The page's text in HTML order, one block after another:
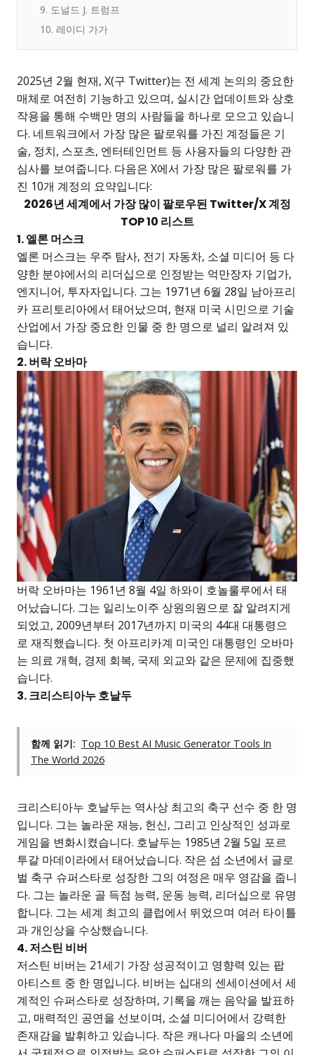
9. 도널드 J. 트럼프
10. 레이디 가가
2025년 2월 현재, X(구 Twitter)는 전 세계 논의의 중요한
매체로 여전히 기능하고 있으며, 실시간 업데이트와 상호
작용을 통해 수백만 명의 사람들을 하나로 모으고 있습니
다. 네트워크에서 가장 많은 팔로워를 가진 계정들은 기
술, 정치, 스포츠, 엔터테인먼트 등 사용자들의 다양한 관
심사를 보여줍니다. 다음은 X에서 가장 많은 팔로워를 가
진 10개 계정의 요약입니다:
2026년 세계에서 가장 많이 팔로우된 Twitter/X 계정
TOP 10 리스트
1. 엘론 머스크
엘론 머스크는 우주 탐사, 전기 자동차, 소셜 미디어 등 다
양한 분야에서의 리더십으로 인정받는 억만장자 기업가,
엔지니어, 투자자입니다. 그는 1971년 6월 28일 남아프리
카 프리토리아에서 태어났으며, 현재 미국 시민으로 기술
산업에서 가장 중요한 인물 중 한 명으로 널리 알려져 있
습니다.
2. 버락 오바마
버락 오바마는 1961년 8월 4일 하와이 호놀룰루에서 태
어났습니다. 그는 일리노이주 상원의원으로 잘 알려지게
되었고, 2009년부터 2017년까지 미국의 44대 대통령으
로 재직했습니다. 첫 아프리카계 미국인 대통령인 오바마
는 의료 개혁, 경제 회복, 국제 외교와 같은 문제에 집중했
습니다.
3. 크리스티아누 호날두
함께 읽기: Top 10 Best AI Music Generator Tools In
The World 2026
크리스티아누 호날두는 역사상 최고의 축구 선수 중 한 명
입니다. 그는 놀라운 재능, 헌신, 그리고 인상적인 성과로
게임을 변화시켰습니다. 호날두는 1985년 2월 5일 포르
투갈 마데이라에서 태어났습니다. 작은 섬 소년에서 글로
벌 축구 슈퍼스타로 성장한 그의 여정은 매우 영감을 줍니
다. 그는 놀라운 골 득점 능력, 운동 능력, 리더십으로 유명
합니다. 그는 세계 최고의 클럽에서 뛰었으며 여러 타이틀
과 개인상을 수상했습니다.
4. 저스틴 비버
저스틴 비버는 21세기 가장 성공적이고 영향력 있는 팝
아티스트 중 한 명입니다. 비버는 십대의 센세이션에서 세
계적인 슈퍼스타로 성장하며, 기록을 깨는 음악을 발표하
고, 매력적인 공연을 선보이며, 소셜 미디어에서 강력한
존재감을 발휘하고 있습니다. 작은 캐나다 마을의 소년에